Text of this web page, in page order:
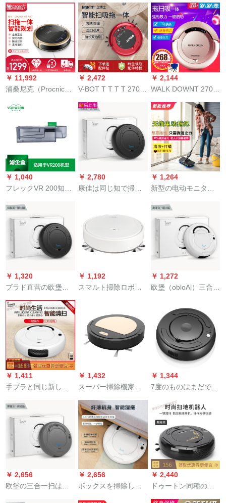
家庭用エコー掃除機
除機スッパー一体ロ
ボット1 C
インテジ家庭用地宝
防落R 1-L 061 E順豊
￥ 11,992
浦桑尼克（Procnic）
家庭用知能掃除ベッ
ドモップ一体偵察計
画遠隔操作土豪金
￥ 2,472
V-BOT T T T T 270-2
一体機インテージ家
庭掃除機xiaomi粒全
自動ベッド引き機イ
ベントリ掃除機プロ
シュートが魅力的で
￥ 2,144
WALK DOWNT 270掃
超薄スマルト掃除機
全自動湿式拭き取り
機ワイヤレスクリー
ナ掃除機xiaomi粒ミ
ヌ
￥ 1,040
フレックVR 200知能
ビゲームショウ全自
動掃除機掃除機ロボ
ット部品フティック
￥ 2,780
康佳は同じ知で掃除
を掃除します。黒い
中国語の包装です。
￥ 1,264
新型の电动モニター
ーナーは回転してい
ます。
￥ 1,320
ブラド直营の欧堡の
三合一扫は机工厂の
直营の知能赠り物を
吸入します。家庭用
掃除ロボットのクロ-
国内版
￥ 1,192
スマルト掃除ロボッ
おっくな人が掃除す
る機械プロです。
￥ 1,272
欧堡（obloAl）三合一
庭用知能掃除ロボッ
トの乾湿二牽引アイ
ボンの白-国内版を掃
除します。
￥ 1,411
手ブラと同じ新しぃ
掃除機のバッテリー
を使って充電しま
す。掃除機は自動的
に吸い込みます。
￥ 1,432
スーパー掃除機家庭
機を充電して、三合
一体で吸込です。
￥ 1,344
7度のものはまだで
動的に掃除されてい
ます。机械をスポッ
トライトに扫除しま
す。怠け者の掃除機
は黒の掃除機です。
￥ 2,656
欧堡の三合一扫は机
￥ 2,656
ボックスを掃除し
￥ 2,440
ドゥートン同種のス